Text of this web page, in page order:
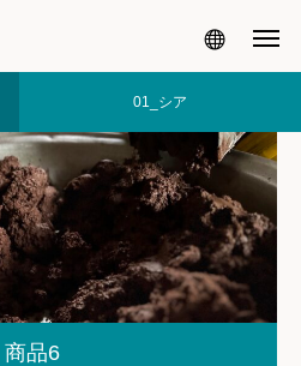
01_シア
商品6